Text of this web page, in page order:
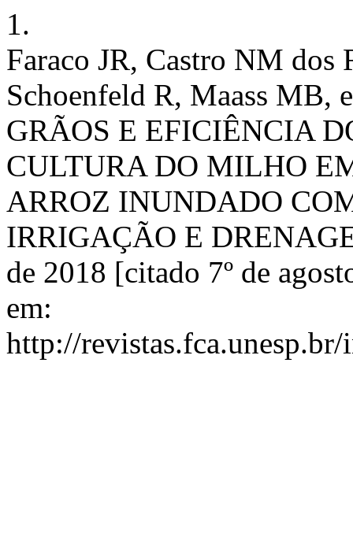
1.
Faraco JR, Castro NM dos
Schoenfeld R, Maass
GRÃOS E EFICIÊNCIA
CULTURA DO MILHO
ARROZ INUNDADO
IRRIGAÇÃO E
de 2018 [citado 7º de
em:
http://